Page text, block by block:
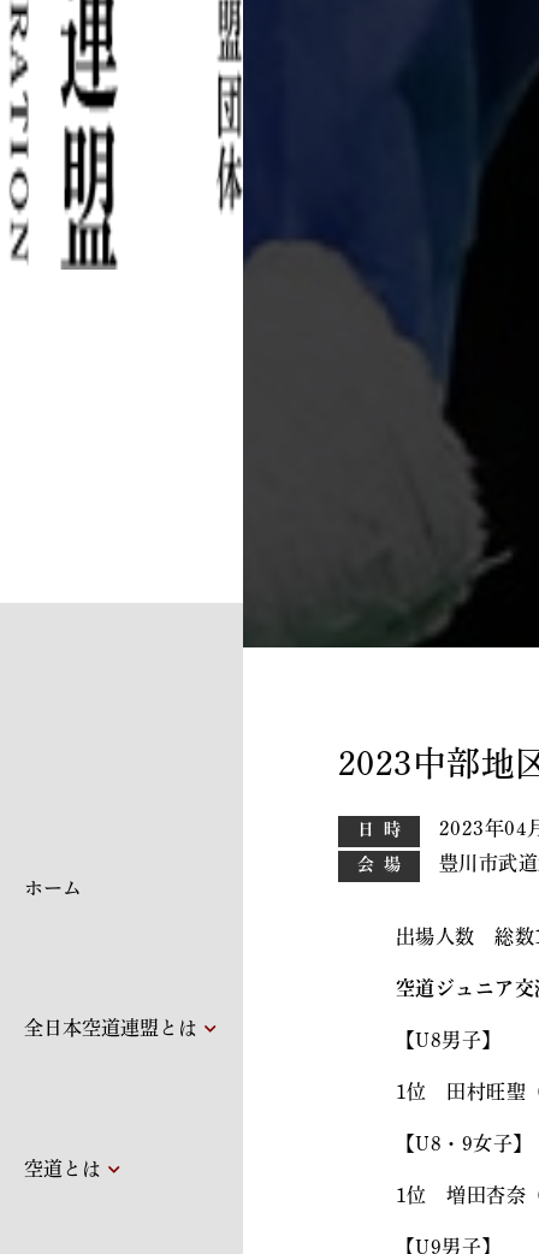
ホーム
全日本空道連盟とは
空道とは
2023中部地
日時 2023年04
会場 豊川市武
出場人数 総数
空道ジュニア交
【U8男子】
1位 田村旺聖
【U8・9女子】
1位 増田杏奈
【U9男子】